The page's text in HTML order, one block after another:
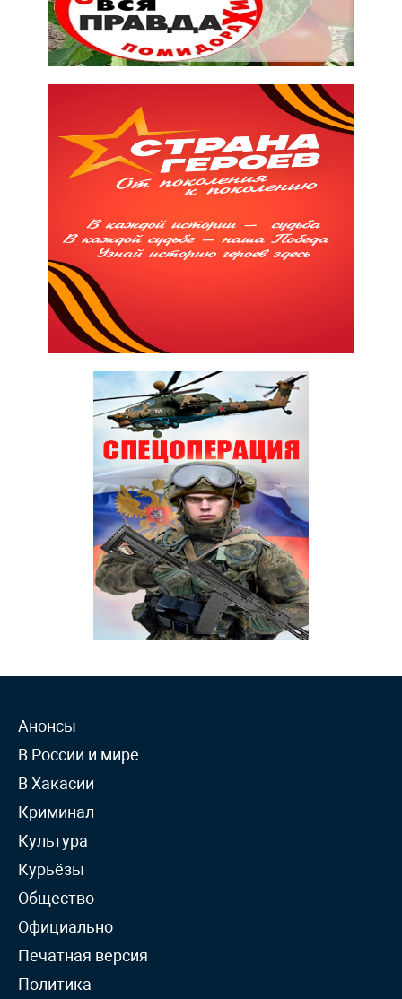
Анонсы
В России и мире
В Хакасии
Криминал
Культура
Курьёзы
Общество
Официально
Печатная версия
Политика